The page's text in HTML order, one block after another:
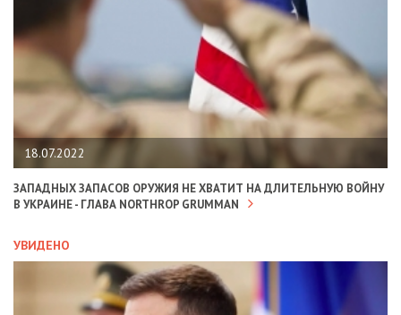
18.07.2022
ЗАПАДНЫХ ЗАПАСОВ ОРУЖИЯ НЕ ХВАТИТ НА ДЛИТЕЛЬНУЮ ВОЙНУ
В УКРАИНЕ - ГЛАВА NORTHROP GRUMMAN
УВИДЕНО